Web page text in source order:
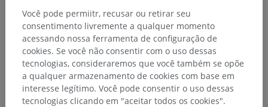
Hierarquia anatômica
Você pode permiitr, recusar ou retirar seu
consentimento livremente a qualquer momento
acessando nossa ferramenta de configuração de
cookies. Se você não consentir com o uso dessas
tecnologias, consideraremos que você também se opõe
a qualquer armazenamento de cookies com base em
interesse legítimo. Você pode consentir o uso dessas
tecnologias clicando em "aceitar todos os cookies".